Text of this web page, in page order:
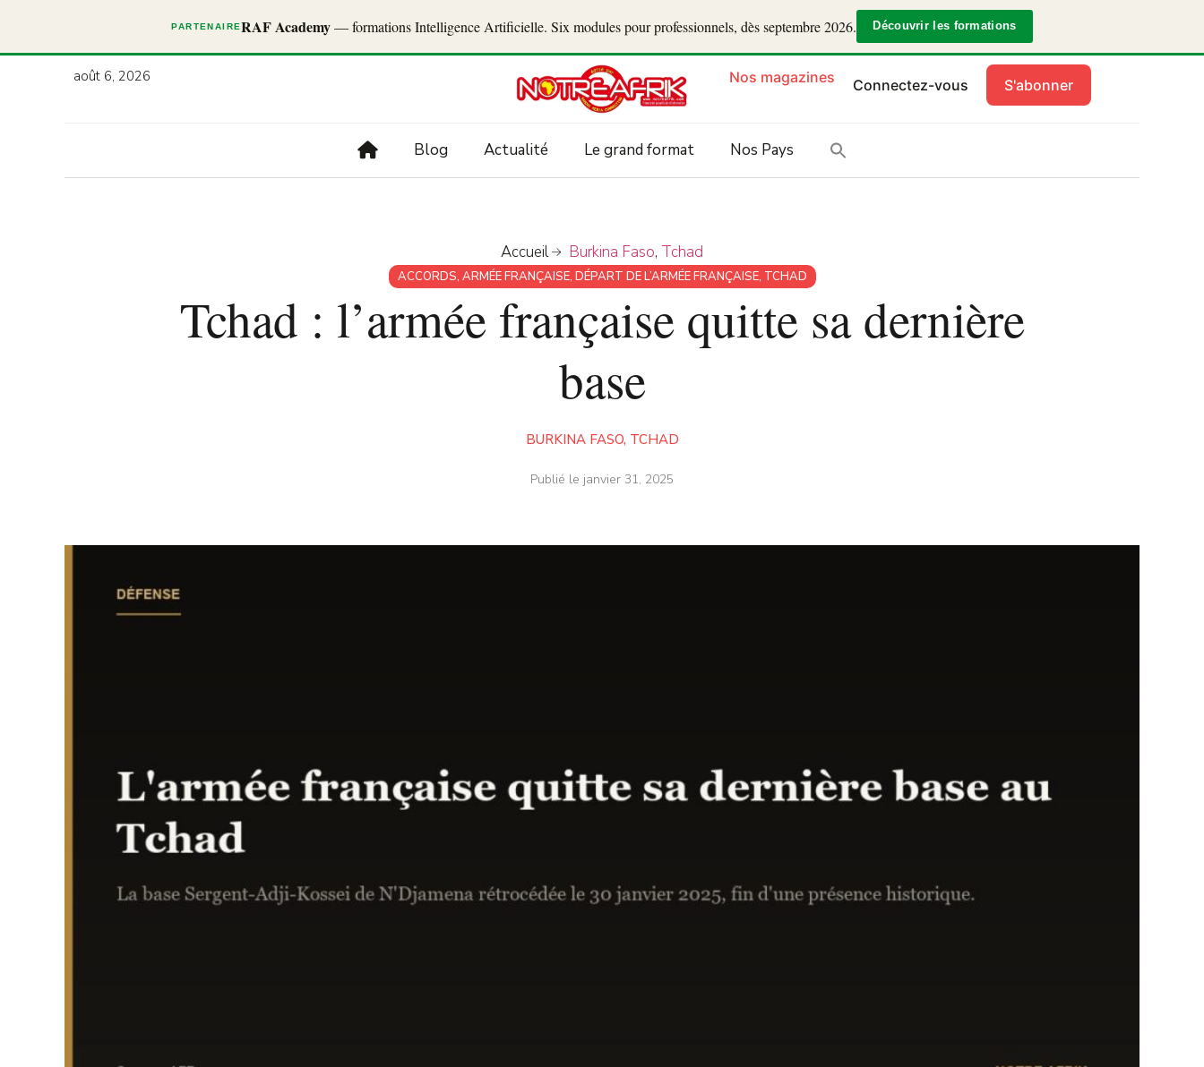
PARTENAIRERAF Academy— formations Intelligence Artificielle. Six modules pour professionnels, dès septembre 2026. Découvrir les formations
août 6, 2026 Nos magazines Connectez-vous S'abonner
Blog Actualité Le grand format Nos Pays
Accueil Burkina Faso, Tchad
ACCORDS, ARMÉE FRANÇAISE, DÉPART DE L’ARMÉE FRANÇAISE, TCHAD
Tchad : l’armée française quitte sa dernière
base
BURKINA FASO, TCHAD
Publié le janvier 31, 2025